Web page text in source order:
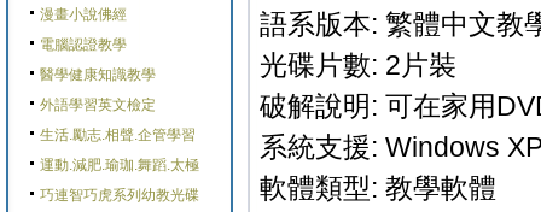
漫畫小說佛經
電腦認證教學
醫學健康知識教學
外語學習英文檢定
生活.勵志.相聲.企管學習
運動.減肥.瑜珈.舞蹈.太極
巧連智巧虎系列幼教光碟
語系版本: 繁體中文教
光碟片數: 2片裝
破解說明: 可在家用
系統支援: Windows
軟體類型: 教學軟體